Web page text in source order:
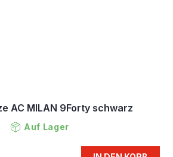
AC MILAN 9Forty schwarz
Auf Lager